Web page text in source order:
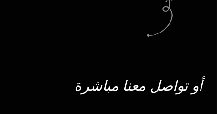
أو تواصل معنا مباشرة